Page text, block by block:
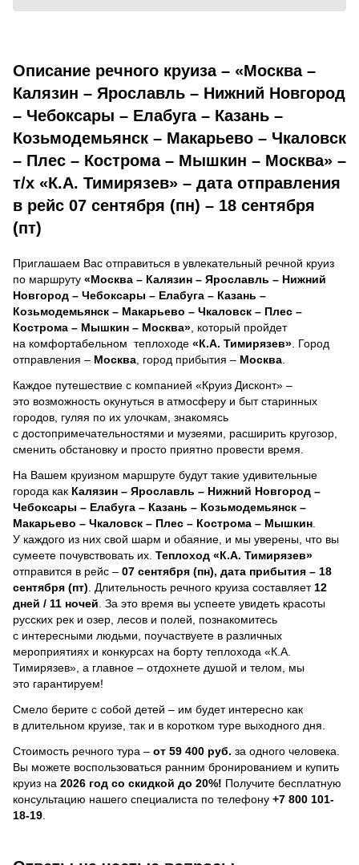
Описание речного круиза – «Москва –
Калязин – Ярославль – Нижний Новгород
– Чебоксары – Елабуга – Казань –
Козьмодемьянск – Макарьево – Чкаловск
– Плес – Кострома – Мышкин – Москва» –
т/х «К.А. Тимирязев» – дата отправления
в рейс 07 сентября (пн) – 18 сентября
(пт)
Приглашаем Вас отправиться в увлекательный речной круиз
по маршруту «Москва – Калязин – Ярославль – Нижний
Новгород – Чебоксары – Елабуга – Казань –
Козьмодемьянск – Макарьево – Чкаловск – Плес –
Кострома – Мышкин – Москва» , который пройдет
на комфортабельном теплоходе «К.А. Тимирязев» . Город
отправления – Москва , город прибытия – Москва
Каждое путешествие с компанией «Круиз Дисконт» –
это возможность окунуться в атмосферу и быт старинных
городов, гуляя по их улочкам, знакомясь
с достопримечательностями и музеями, расширить кругозор,
сменить обстановку и просто приятно провести время.
На Вашем круизном маршруте будут такие удивительные
города как Калязин – Ярославль – Нижний Новгород –
Чебоксары – Елабуга – Казань – Козьмодемьянск –
Макарьево – Чкаловск – Плес – Кострома – Мышкин
У каждого из них свой шарм и обаяние, и мы уверены, что вы
сумеете почувствовать их. Теплоход «К.А. Тимирязев»
отправится в рейс – 07 сентября (пн), дата прибытия – 18
сентября (пт) . Длительность речного круиза составляет 12
дней / 11 ночей За это время вы успеете увидеть красоты
русских рек и озер, лесов и полей, познакомитесь
с интересными людьми, поучаствуете в различных
мероприятиях и конкурсах на борту теплохода «К.А.
Тимирязев», а главное – отдохнете душой и телом, мы
это гарантируем!
Смело берите с собой детей – им будет интересно как
в длительном круизе, так и в коротком туре выходного дня.
Стоимость речного тура – от 59 400 руб. за одного человека.
Вы можете воспользоваться ранним бронированием и купить
круиз на 2026 год со скидкой до 20%! Получите бесплатную
консультацию нашего специалиста по телефону +7 800 101-
18-19